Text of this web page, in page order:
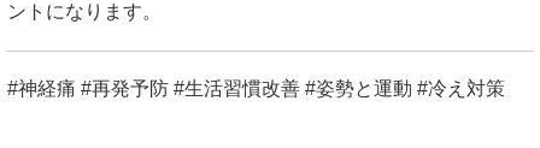
ントになります。
#神経痛 #再発予防 #生活習慣改善 #姿勢と運動 #冷え対策